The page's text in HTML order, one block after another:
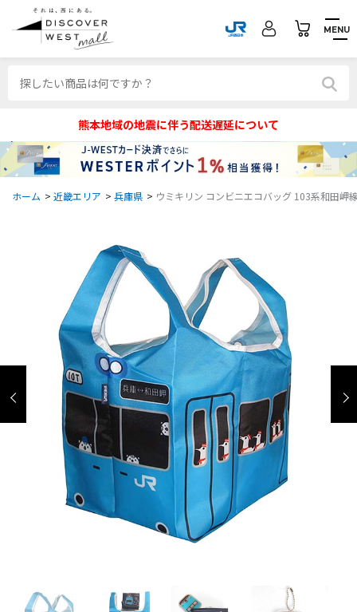
MENU
熊本地域の地震に伴う配送遅延について
ホーム > 近畿エリア > 兵庫県 > ウミキリン コンビニエコバッグ 103系和田岬